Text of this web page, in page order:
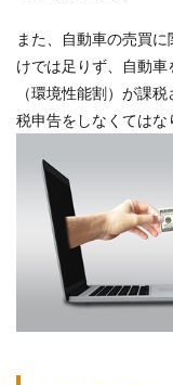
また、自動車の売買
けでは足りず、自動
（環境性能割）が課
税申告をしなくてはな